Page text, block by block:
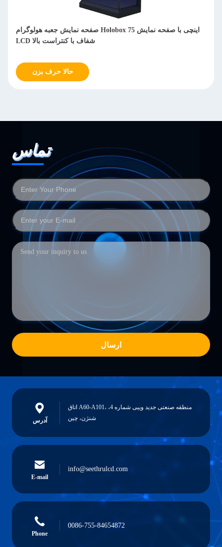
نمایشگر جعبه هولوگرام LCD شفاف مبتنی بر اندروید با اتصال 4G
برای تبلیغات
حالا حرف بزن
تماس
ارسال
آدرس
اتاق A60-A101، منطقه صنعتی جدید وییی شماره 4،
شنژن، چین
E-mail
info@seethrulcd.com
Phone
0086-755-84654872